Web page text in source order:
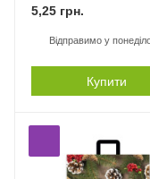
5,25 грн.
Відправимо у
Купити